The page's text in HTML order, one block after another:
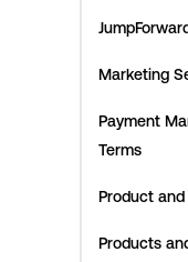
Marketing
Payment
Terms
Product
Products